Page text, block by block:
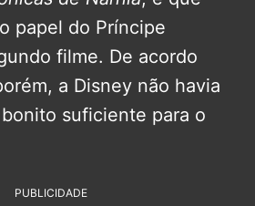
papel do Príncipe
filme. De acordo
a Disney não havia
suficiente para o
PUBLICIDADE